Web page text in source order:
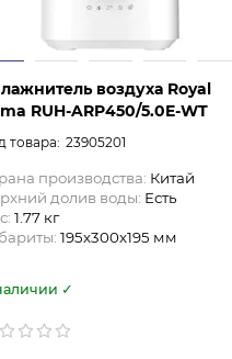
воздуха Royal
RUH-ARP450/5.0E-WT
23905201
производства: Китай
долив воды: Есть
1.77 кг
195х300х195 мм
✓